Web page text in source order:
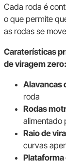
Cada roda é
o que permite
as rodas se
Caraterísticas
de viragem zero:
Alavancas
roda
Rodas
alimentado
Raio de
curvas